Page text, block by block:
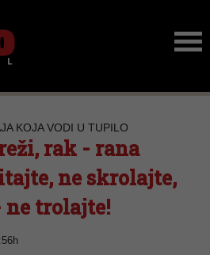
KOJA VODI U TUPILO
rak - rana
ne skrolajte,
trolajte!